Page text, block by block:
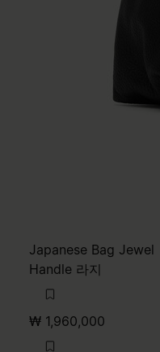
Japanese Bag Jewel
Handle 라지
₩ 1,960,000